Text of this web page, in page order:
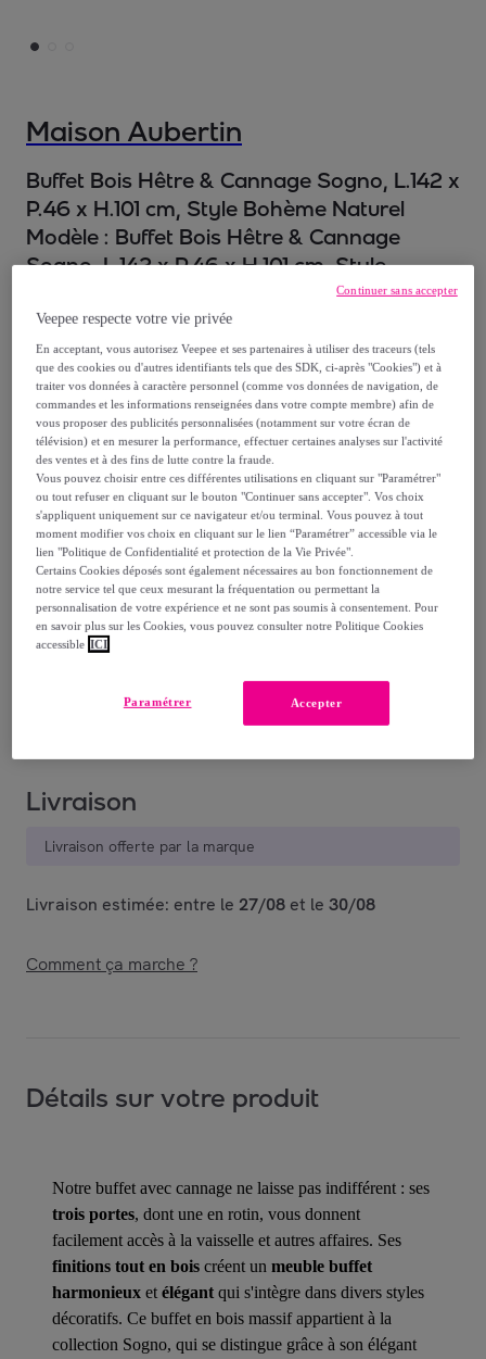
Maison Aubertin
Buffet Bois Hêtre & Cannage Sogno, L.142 x
P.46 x H.101 cm, Style Bohème Naturel
Modèle : Buffet Bois Hêtre & Cannage
Sogno, L.142 x P.46 x H.101 cm, Style
806,99 €
1379,00 €
-41%
dontéco-part.: 7 €
Reprise possible de votre ancien produit,
voir les conditions.
Vendu parMAISON AUBERTIN
Dernier produit
Livraison
Livraison offerte par la marque
Livraison estimée: entre le 27/08 et le 30/08
Comment ça marche ?
Détails sur votre produit
Notre buffet avec cannage ne laisse pas indifférent : ses
trois portes, dont une en rotin, vous donnent
facilement accès à la vaisselle et autres affaires. Ses
finitions tout en bois créent un meuble buffet
harmonieux et élégant qui s'intègre dans divers styles
décoratifs. Ce buffet en bois massif appartient à la
collection Sogno, qui se distingue grâce à son élégant
Veepee respecte votre vie privée
En acceptant, vous autorisez Veepee et ses partenaires à utiliser des traceurs (tels
que des cookies ou d'autres identifiants tels que des SDK, ci-après "Cookies") et à
traiter vos données à caractère personnel (comme vos données de navigation, de
commandes et les informations renseignées dans votre compte membre) afin de
vous proposer des publicités personnalisées (notamment sur votre écran de
télévision) et en mesurer la performance, effectuer certaines analyses sur l'activité
des ventes et à des fins de lutte contre la fraude.
Vous pouvez choisir entre ces différentes utilisations en cliquant sur "Paramétrer"
ou tout refuser en cliquant sur le bouton "Continuer sans accepter". Vos choix
s'appliquent uniquement sur ce navigateur et/ou terminal. Vous pouvez à tout
moment modifier vos choix en cliquant sur le lien “Paramétrer” accessible via le
lien "Politique de Confidentialité et protection de la Vie Privée".
Certains Cookies déposés sont également nécessaires au bon fonctionnement de
notre service tel que ceux mesurant la fréquentation ou permettant la
personnalisation de votre expérience et ne sont pas soumis à consentement. Pour
en savoir plus sur les Cookies, vous pouvez consulter notre Politique Cookies
accessible ICI
Accepter
Paramétrer
Continuer sans accepter